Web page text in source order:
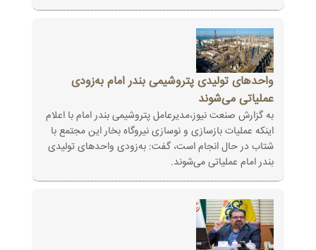
واحدهای تولیدی پتروشیمی بندر امام به‌زودی
عملیاتی می‌شوند
به گزارش صنعت نیوز،مدیرعامل پتروشیمی بندر امام با اعلام
اینکه عملیات بازسازی و نوسازی نیروگاه بخار این مجتمع با
شتاب در حال انجام است، گفت: به‌زودی واحدهای تولیدی
بندر امام عملیاتی می‌شوند.